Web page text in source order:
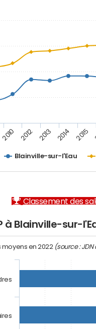
Blainville-sur-l'Eau
2010 2012 2013 2014 2015
Classement des
à Blainville-sur-
moyens en 2022 (source :